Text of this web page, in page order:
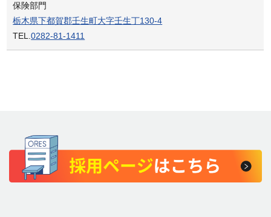
保険部門
栃木県下都賀郡壬生町大字壬生丁130-4
TEL.0282-81-1411